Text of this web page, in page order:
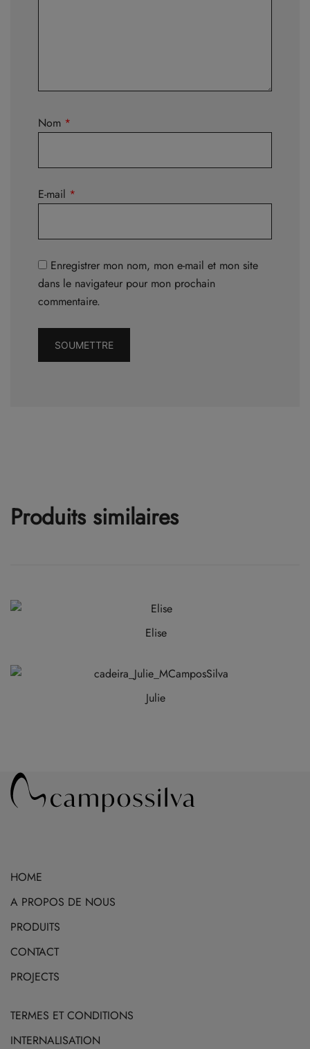
Nom *
E-mail *
Enregistrer mon nom, mon e-mail et mon site
dans le navigateur pour mon prochain
commentaire.
Produits similaires
Elise
Julie
variations.
Les
HOME
A PROPOS DE NOUS
PRODUITS
CONTACT
PROJECTS
TERMES ET CONDITIONS
INTERNALISATION